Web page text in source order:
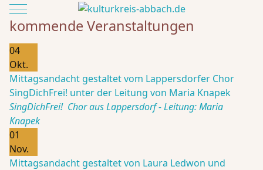
Mobile Menu Toggle
kommende Veranstaltungen
04
Okt.
Mittagsandacht gestaltet vom Lappersdorfer Chor
SingDichFrei! unter der Leitung von Maria Knapek
SingDichFrei! Chor aus Lappersdorf - Leitung: Maria
Knapek
01
Nov.
Mittagsandacht gestaltet von Laura Ledwon und